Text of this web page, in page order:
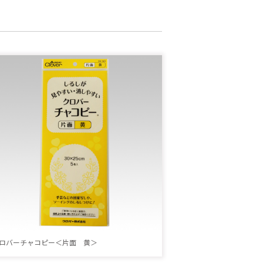
バーチャコピー＜片面 黄＞